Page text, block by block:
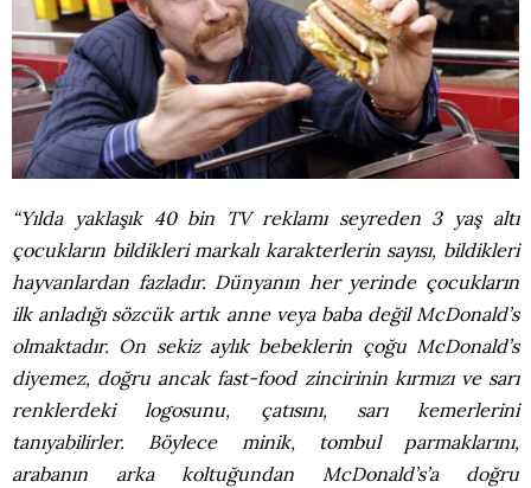
“Yılda yaklaşık 40 bin TV reklamı seyreden 3 yaş altı
çocukların bildikleri markalı karakterlerin sayısı, bildikleri
hayvanlardan fazladır. Dünyanın her yerinde çocukların
ilk anladığı sözcük artık anne veya baba değil McDonald’s
olmaktadır. On sekiz aylık bebeklerin çoğu McDonald’s
diyemez, doğru ancak fast-food zincirinin kırmızı ve sarı
renklerdeki logosunu, çatısını, sarı kemerlerini
tanıyabilirler. Böylece minik, tombul parmaklarını,
arabanın arka koltuğundan McDonald’s’a doğru